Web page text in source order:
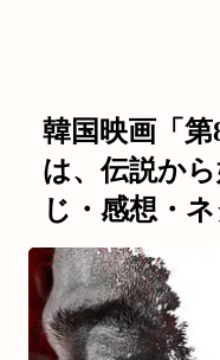
韓国映画「
は、伝説か
じ・感想・